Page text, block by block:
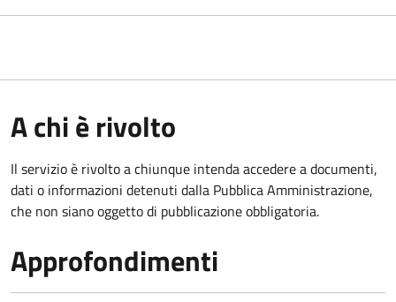
A chi è rivolto
Il servizio è rivolto a chiunque intenda accedere a documenti,
dati o informazioni detenuti dalla Pubblica Amministrazione,
che non siano oggetto di pubblicazione obbligatoria.
Approfondimenti